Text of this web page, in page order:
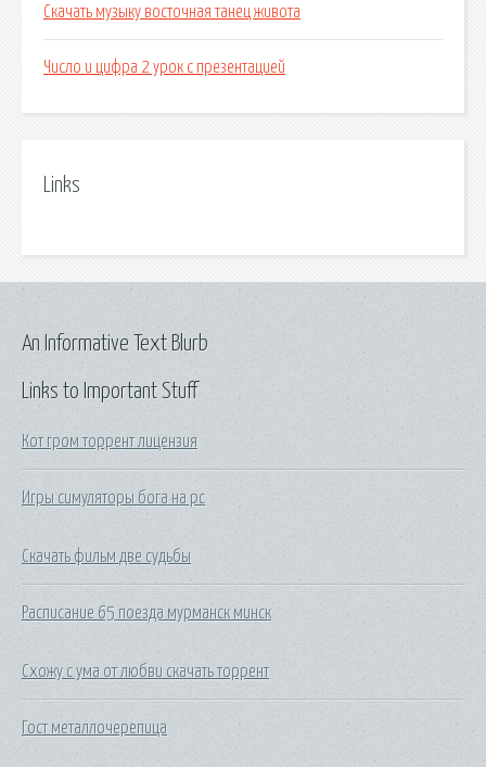
Скачать музыку восточная танец живота
Число и цифра 2 урок с презентацией
Links
Links to Important Stuff
Кот гром торрент лицензия
Игры симуляторы бога на pc
Скачать фильм две судьбы
Расписание 65 поезда мурманск минск
Схожу с ума от любви скачать торрент
Гост металлочерепица
An Informative Text Blurb